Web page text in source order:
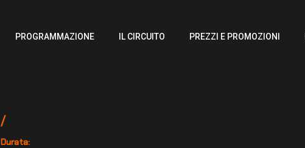
PROGRAMMAZIONE IL CIRCUITO PREZZI E PROMOZIONI
/
Durata: